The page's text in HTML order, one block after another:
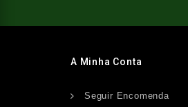
A Minha Conta
Seguir Encomenda